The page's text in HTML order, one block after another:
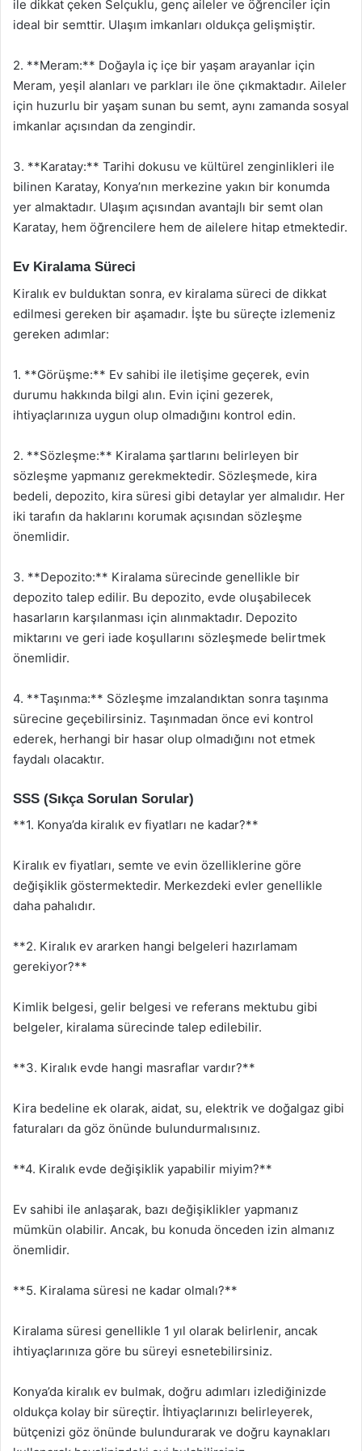
ile dikkat çeken Selçuklu, genç aileler ve öğrenciler için
ideal bir semttir. Ulaşım imkanları oldukça gelişmiştir.
2. **Meram:** Doğayla iç içe bir yaşam arayanlar için
Meram, yeşil alanları ve parkları ile öne çıkmaktadır. Aileler
için huzurlu bir yaşam sunan bu semt, aynı zamanda sosyal
imkanlar açısından da zengindir.
3. **Karatay:** Tarihi dokusu ve kültürel zenginlikleri ile
bilinen Karatay, Konya’nın merkezine yakın bir konumda
yer almaktadır. Ulaşım açısından avantajlı bir semt olan
Karatay, hem öğrencilere hem de ailelere hitap etmektedir.
Ev Kiralama Süreci
Kiralık ev bulduktan sonra, ev kiralama süreci de dikkat
edilmesi gereken bir aşamadır. İşte bu süreçte izlemeniz
gereken adımlar:
1. **Görüşme:** Ev sahibi ile iletişime geçerek, evin
durumu hakkında bilgi alın. Evin içini gezerek,
ihtiyaçlarınıza uygun olup olmadığını kontrol edin.
2. **Sözleşme:** Kiralama şartlarını belirleyen bir
sözleşme yapmanız gerekmektedir. Sözleşmede, kira
bedeli, depozito, kira süresi gibi detaylar yer almalıdır. Her
iki tarafın da haklarını korumak açısından sözleşme
önemlidir.
3. **Depozito:** Kiralama sürecinde genellikle bir
depozito talep edilir. Bu depozito, evde oluşabilecek
hasarların karşılanması için alınmaktadır. Depozito
miktarını ve geri iade koşullarını sözleşmede belirtmek
önemlidir.
4. **Taşınma:** Sözleşme imzalandıktan sonra taşınma
sürecine geçebilirsiniz. Taşınmadan önce evi kontrol
ederek, herhangi bir hasar olup olmadığını not etmek
faydalı olacaktır.
SSS (Sıkça Sorulan Sorular)
**1. Konya’da kiralık ev fiyatları ne kadar?**
Kiralık ev fiyatları, semte ve evin özelliklerine göre
değişiklik göstermektedir. Merkezdeki evler genellikle
daha pahalıdır.
**2. Kiralık ev ararken hangi belgeleri hazırlamam
gerekiyor?**
Kimlik belgesi, gelir belgesi ve referans mektubu gibi
belgeler, kiralama sürecinde talep edilebilir.
**3. Kiralık evde hangi masraflar vardır?**
Kira bedeline ek olarak, aidat, su, elektrik ve doğalgaz gibi
faturaları da göz önünde bulundurmalısınız.
**4. Kiralık evde değişiklik yapabilir miyim?**
Ev sahibi ile anlaşarak, bazı değişiklikler yapmanız
mümkün olabilir. Ancak, bu konuda önceden izin almanız
önemlidir.
**5. Kiralama süresi ne kadar olmalı?**
Kiralama süresi genellikle 1 yıl olarak belirlenir, ancak
ihtiyaçlarınıza göre bu süreyi esnetebilirsiniz.
Konya’da kiralık ev bulmak, doğru adımları izlediğinizde
oldukça kolay bir süreçtir. İhtiyaçlarınızı belirleyerek,
bütçenizi göz önünde bulundurarak ve doğru kaynakları